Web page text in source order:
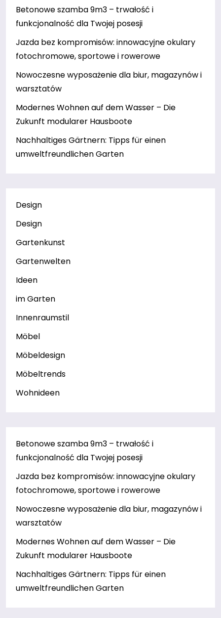
Betonowe szamba 9m3 – trwałość i
funkcjonalność dla Twojej posesji
Jazda bez kompromisów: innowacyjne okulary
fotochromowe, sportowe i rowerowe
Nowoczesne wyposażenie dla biur, magazynów i
warsztatów
Modernes Wohnen auf dem Wasser – Die
Zukunft modularer Hausboote
Nachhaltiges Gärtnern: Tipps für einen
umweltfreundlichen Garten
Design
Design
Gartenkunst
Gartenwelten
Ideen
im Garten
Innenraumstil
Möbel
Möbeldesign
Möbeltrends
Wohnideen
Betonowe szamba 9m3 – trwałość i
funkcjonalność dla Twojej posesji
Jazda bez kompromisów: innowacyjne okulary
fotochromowe, sportowe i rowerowe
Nowoczesne wyposażenie dla biur, magazynów i
warsztatów
Modernes Wohnen auf dem Wasser – Die
Zukunft modularer Hausboote
Nachhaltiges Gärtnern: Tipps für einen
umweltfreundlichen Garten